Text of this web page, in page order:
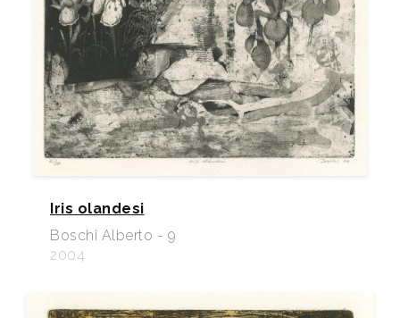
Iris olandesi
Boschi Alberto - 9
2004